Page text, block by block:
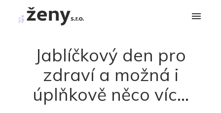
Jablíčkový den pro
zdraví a možná i
úplňkově něco víc...